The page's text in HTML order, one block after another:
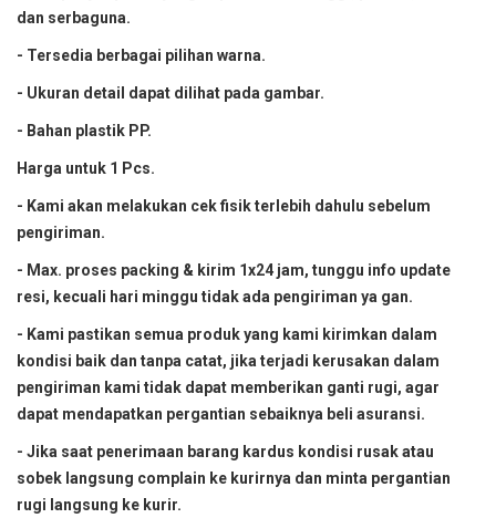
dan serbaguna.
- Tersedia berbagai pilihan warna.
- Ukuran detail dapat dilihat pada gambar.
- Bahan plastik PP.
Harga untuk 1 Pcs.
- Kami akan melakukan cek fisik terlebih dahulu sebelum
pengiriman.
- Max. proses packing & kirim 1x24 jam, tunggu info update
resi, kecuali hari minggu tidak ada pengiriman ya gan.
- Kami pastikan semua produk yang kami kirimkan dalam
kondisi baik dan tanpa catat, jika terjadi kerusakan dalam
pengiriman kami tidak dapat memberikan ganti rugi, agar
dapat mendapatkan pergantian sebaiknya beli asuransi.
- Jika saat penerimaan barang kardus kondisi rusak atau
sobek langsung complain ke kurirnya dan minta pergantian
rugi langsung ke kurir.